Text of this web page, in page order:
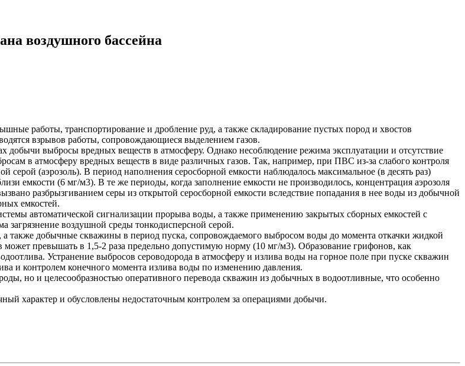
воздушного бассейна
работы, транспортирование и дробление руд, а также складирование пустых пород и хвостов
взрывов работы, сопровождающиеся выделением газов.
добычи выбросы вредных веществ в атмосферу. Однако несоблюдение режима эксплуатации и отсутствие
в атмосферу вредных веществ в виде различных газов. Так, например, при ПВС из-за слабого контроля
серой (аэрозоль). В период наполнения серосборной емкости наблюдалось максимальное (в десять раз)
емкости (6 мг/м3). В те же периоды, когда заполнение емкости не производилось, концентрация аэрозоля
разбрызгиванием серы из открытой серосборной емкости вследствие попадания в нее воды из добычной
емкостей.
автоматической сигнализации прорыва воды, а также применению закрытых сборных емкостей с
загрязнение воздушной среды тонкодисперсной серой.
также добычные скважины в период пуска, сопровождаемого выбросом воды до момента откачки жидкой
превышать в 1,5-2 раза предельно допустимую норму (10 мг/м3). Образование грифонов, как
Устранение выбросов сероводорода в атмосферу и излива воды на горное поле при пуске скважин
и контролем конечного момента излива воды по изменению давления.
но и целесообразностью оперативного перевода скважин из добычных в водоотливные, что особенно
характер и обусловлены недостаточным контролем за операциями добычи.